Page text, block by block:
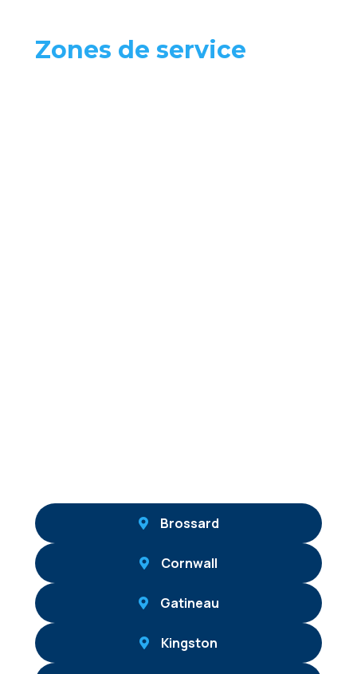
Zones de service
Brossard
Cornwall
Gatineau
Kingston